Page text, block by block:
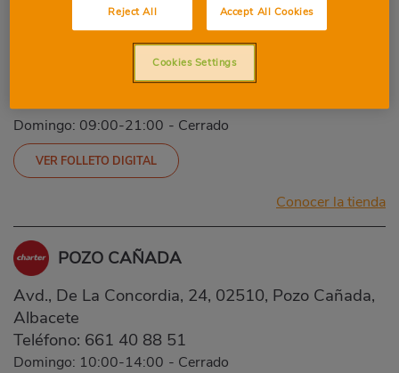
CAUDETE ATLETA ANTONIO AMORÓS
c/Atleta Antonio Amorós, 27, 02660, CAUDETE,
Teléfono:865 68 71 21
Domingo: 09:00-21:00 - Cerrado
VER FOLLETO DIGITAL
Conocer la tienda
POZO CAÑADA
Avd., De La Concordia, 24, 02510, Pozo Cañada,
Albacete
Teléfono: 661 40 88 51
Domingo: 10:00-14:00 - Cerrado
Reject All Accept All Cookies
Cookies Settings